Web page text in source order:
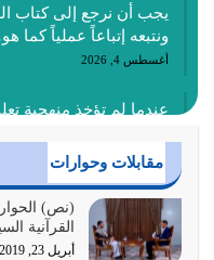
يجب أن نرجع إلى كتاب
ونتبعه إتباعاً عملياً كما
أغسطس 4, 2026
عندما لم تؤخذ منهجية
أغسطس 3, 2026
الغاية من الصلاة هو ذكر
{وَأَعِدُّوا لَهُمْ مَا…
أغسطس 2, 2026
مقابلات وحوارات
(نص) الحوار
القرآنية
أبريل 23, 2019